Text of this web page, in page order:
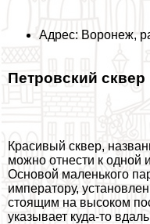
Адрес: Воронеж,
Петровский сквер
Красивый сквер,
можно отнести к одной
Основой маленького
императору,
стоящим на высоком
указывает куда-то